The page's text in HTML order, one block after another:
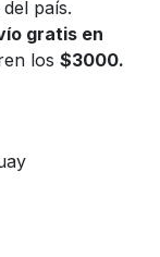
país.
gratis en
los $3000.